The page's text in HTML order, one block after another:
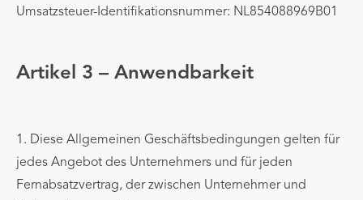
Umsatzsteuer-Identifikationsnummer: NL854088969B01
Artikel 3 – Anwendbarkeit
1. Diese Allgemeinen Geschäftsbedingungen gelten für
jedes Angebot des Unternehmers und für jeden
Fernabsatzvertrag, der zwischen Unternehmer und